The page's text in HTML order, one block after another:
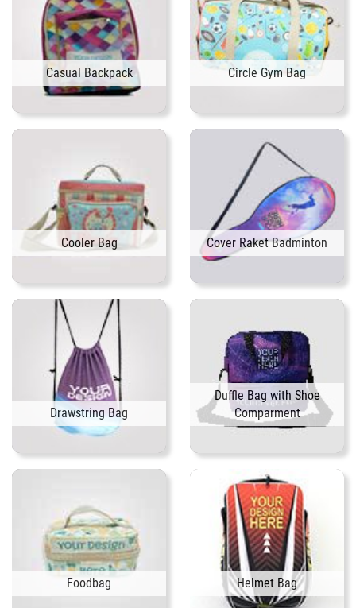
Casual Backpack Circle Gym Bag
Cooler Bag Cover Raket Badminton
Drawstring Bag
Duffle Bag with Shoe
Comparment
Foodbag Helmet Bag